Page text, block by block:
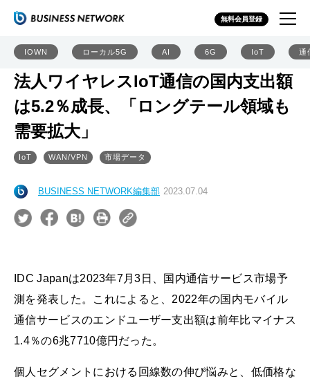
無料会員登録
IOWN ローカル5G AI 6G IoT 通
法人ワイヤレスIoT通信の国内支出額
は5.2％成長、「ロングテール領域も
需要拡大」
IoT WAN/VPN 市場データ
BUSINESS NETWORK編集部 2023.07.04
IDC Japanは2023年7月3日、国内通信サービス市場予
測を発表した。これによると、2022年の国内モバイル
通信サービスのエンドユーザー支出額は前年比マイナス
1.4％の6兆7710億円だった。
個人セグメントにおける回線数の伸び悩みと、低価格な